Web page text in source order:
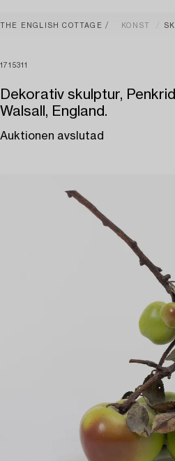
THE ENGLISH COTTAGE KONST
1715311
Dekorativ skulptur,
Walsall, England.
Auktionen avslutad